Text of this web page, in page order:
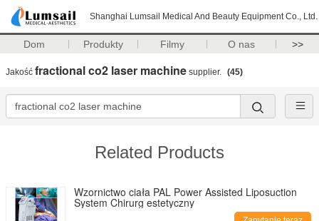
Shanghai Lumsail Medical And Beauty Equipment Co., Ltd.
Dom Produkty Filmy O nas >>
Jakość fractional co2 laser machine supplier. (45)
Related Products
Wzornictwo ciała PAL Power Assisted Liposuction
System Chirurg estetyczny